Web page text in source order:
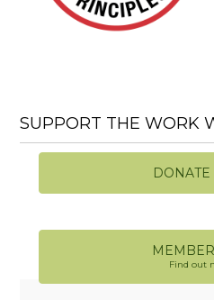
SUPPORT THE WORK
Find out